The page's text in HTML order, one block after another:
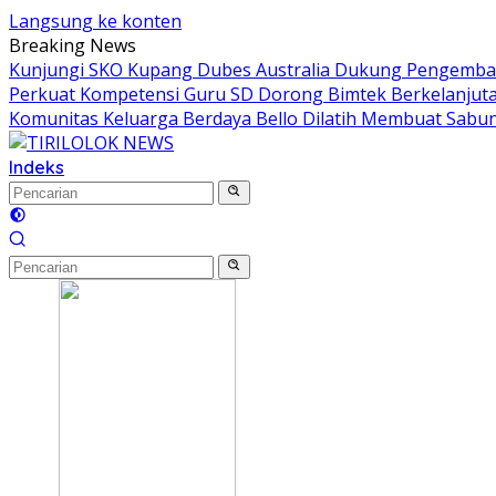
Langsung ke konten
Breaking News
Kunjungi SKO Kupang Dubes Australia Dukung
Perkuat Kompetensi Guru SD Dorong Bimtek
Komunitas Keluarga Berdaya Bello Dilatih Membuat
Indeks